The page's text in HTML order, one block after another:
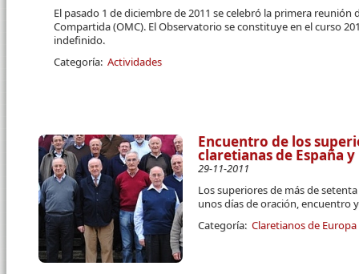
El pasado 1 de diciembre de 2011 se celebró la primera
Compartida (OMC). El Observatorio se constituye en el curso
indefinido.
Categoría: Actividades
Encuentro de los
claretianas de España
29-11-2011
Los superiores de más de
unos días de oración, encuentro
Categoría: Claretianos de Europa